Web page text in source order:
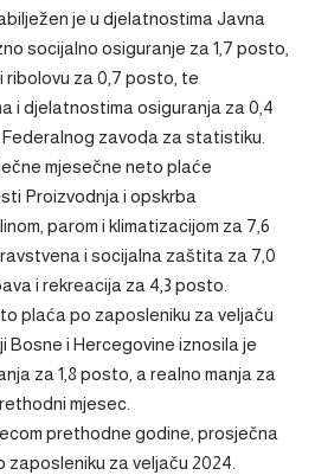
je u djelatnostima Javna
socijalno osiguranje za 1,7 posto,
ribolovu za 0,7 posto, te
i djelatnostima osiguranja za 0,4
zavoda za statistiku.
mjesečne neto plaće
Proizvodnja i opskrba
parom i klimatizacijom za 7,6
i socijalna zaštita za 7,0
i rekreacija za 4,3 posto.
plaća po zaposleniku za veljaču
Bosne i Hercegovine iznosila je
za 1,8 posto, a realno manja za
mjesec.
prethodne godine, prosječna
za veljaču 2024.